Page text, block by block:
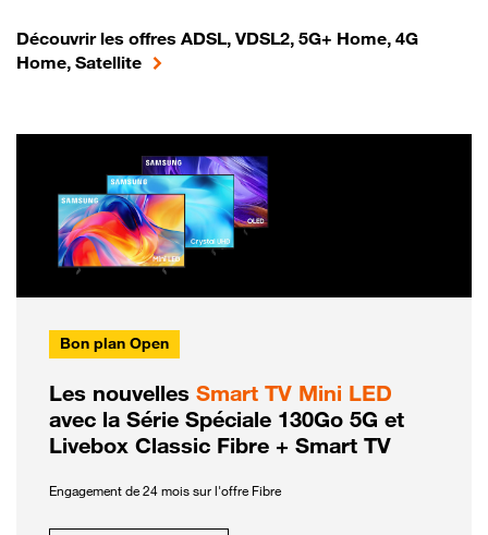
Découvrir les offres ADSL, VDSL2, 5G+ Home, 4G
Home, Satellite
Bon plan Open
Les nouvelles Smart TV Mini LED
avec la Série Spéciale 130Go 5G et
Livebox Classic Fibre + Smart TV
Engagement de 24 mois sur l'offre Fibre